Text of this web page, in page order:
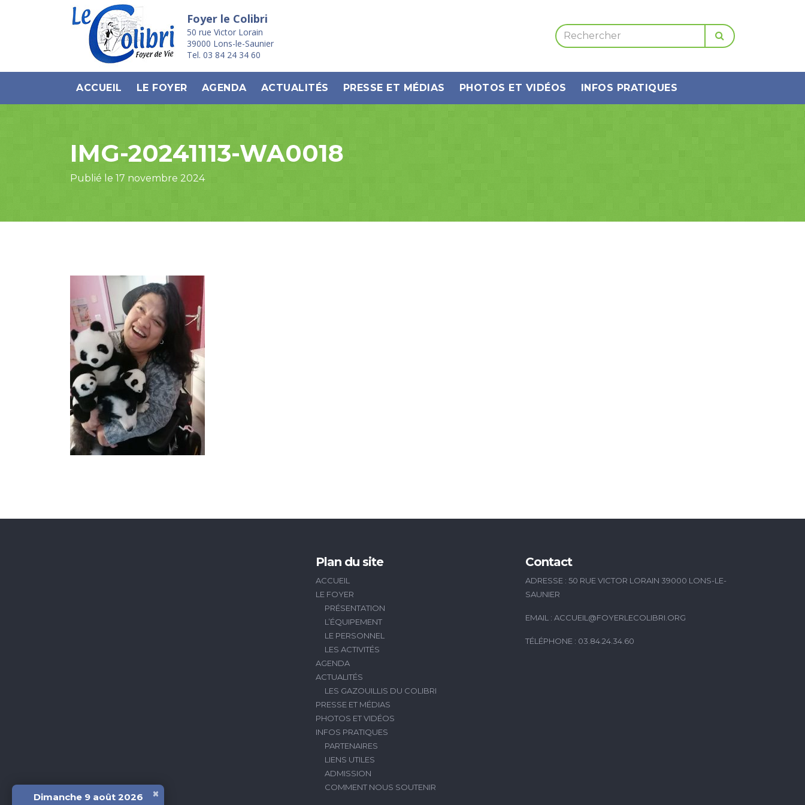
Foyer le Colibri
50 rue Victor Lorain
39000 Lons-le-Saunier
Tel. 03 84 24 34 60
ACCUEIL LE FOYER AGENDA ACTUALITÉS PRESSE ET MÉDIAS PHOTOS ET VIDÉOS INFOS PRATIQUES
IMG-20241113-WA0018
Publié le 17 novembre 2024
Plan du site
ACCUEIL
LE FOYER
PRÉSENTATION
L’ÉQUIPEMENT
LE PERSONNEL
LES ACTIVITÉS
AGENDA
ACTUALITÉS
LES GAZOUILLIS DU COLIBRI
PRESSE ET MÉDIAS
PHOTOS ET VIDÉOS
INFOS PRATIQUES
PARTENAIRES
LIENS UTILES
ADMISSION
COMMENT NOUS SOUTENIR
Contact
ADRESSE : 50 RUE VICTOR LORAIN 39000 LONS-LE-
SAUNIER
EMAIL : ACCUEIL@FOYERLECOLIBRI.ORG
TÉLÉPHONE : 03.84.24.34.60
Dimanche 9 août 2026 ×